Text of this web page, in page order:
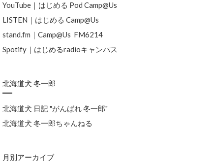
YouTube｜はじめる Pod Camp@Us
LISTEN｜はじめる Camp@Us
stand.fm｜Camp@Us FM6214
Spotify｜はじめるradioキャンパス
北海道犬 冬一郎
北海道犬 日記 "がんばれ 冬一郎"
北海道犬 冬一郎ちゃんねる
月別アーカイブ